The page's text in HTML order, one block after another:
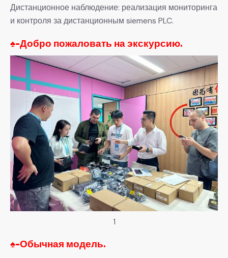
Дистанционное наблюдение: реализация мониторинга
и контроля за дистанционным siemens PLC.
♠-Добро пожаловать на экскурсию.
1
♠-Обычная модель.